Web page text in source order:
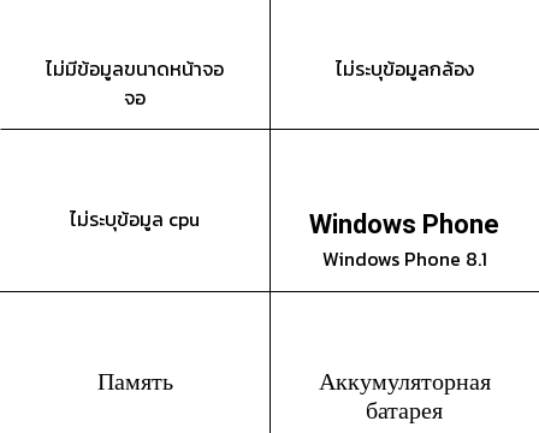
ไม่มีข้อมูลขนาดหน้าจอ
จอ
ไม่ระบุข้อมูลกล้อง
ไม่ระบุข้อมูล cpu Windows Phone
Windows Phone 8.1
Память
Аккумуляторная
батарея